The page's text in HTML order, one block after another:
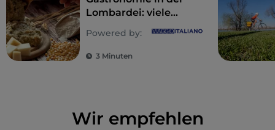
Lombardei: viele
Seelen für eine Fülle
von Aromen
Powered by:
3 Minuten
Wir empfehlen